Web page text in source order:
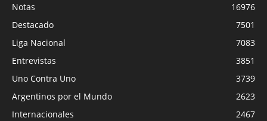
Notas
16976
Destacado
7501
Liga Nacional
7083
Entrevistas
3851
Uno Contra Uno
3739
Argentinos por el Mundo
2623
Internacionales
2467